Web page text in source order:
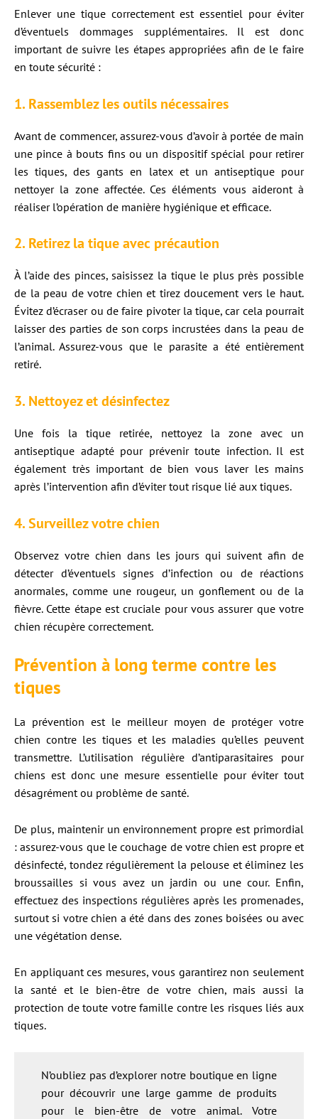
Enlever une tique correctement est essentiel pour éviter
d’éventuels dommages supplémentaires. Il est donc
important de suivre les étapes appropriées afin de le faire
en toute sécurité :
1. Rassemblez les outils nécessaires
Avant de commencer, assurez-vous d’avoir à portée de main
une pince à bouts fins ou un dispositif spécial pour retirer
les tiques, des gants en latex et un antiseptique pour
nettoyer la zone affectée. Ces éléments vous aideront à
réaliser l’opération de manière hygiénique et efficace.
2. Retirez la tique avec précaution
À l’aide des pinces, saisissez la tique le plus près possible
de la peau de votre chien et tirez doucement vers le haut.
Évitez d’écraser ou de faire pivoter la tique, car cela pourrait
laisser des parties de son corps incrustées dans la peau de
l’animal. Assurez-vous que le parasite a été entièrement
retiré.
3. Nettoyez et désinfectez
Une fois la tique retirée, nettoyez la zone avec un
antiseptique adapté pour prévenir toute infection. Il est
également très important de bien vous laver les mains
après l’intervention afin d’éviter tout risque lié aux tiques.
4. Surveillez votre chien
Observez votre chien dans les jours qui suivent afin de
détecter d’éventuels signes d’infection ou de réactions
anormales, comme une rougeur, un gonflement ou de la
fièvre. Cette étape est cruciale pour vous assurer que votre
chien récupère correctement.
Prévention à long terme contre les
tiques
La prévention est le meilleur moyen de protéger votre
chien contre les tiques et les maladies qu’elles peuvent
transmettre. L’utilisation régulière d’antiparasitaires pour
chiens est donc une mesure essentielle pour éviter tout
désagrément ou problème de santé.
De plus, maintenir un environnement propre est primordial
: assurez-vous que le couchage de votre chien est propre et
désinfecté, tondez régulièrement la pelouse et éliminez les
broussailles si vous avez un jardin ou une cour. Enfin,
effectuez des inspections régulières après les promenades,
surtout si votre chien a été dans des zones boisées ou avec
une végétation dense.
En appliquant ces mesures, vous garantirez non seulement
la santé et le bien-être de votre chien, mais aussi la
protection de toute votre famille contre les risques liés aux
tiques.
N’oubliez pas d’explorer notre boutique en ligne
pour découvrir une large gamme de produits
pour le bien-être de votre animal. Votre